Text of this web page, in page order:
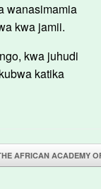
wanasimamia
kwa jamii.
kwa juhudi
katika
AFRICAN ACADEMY